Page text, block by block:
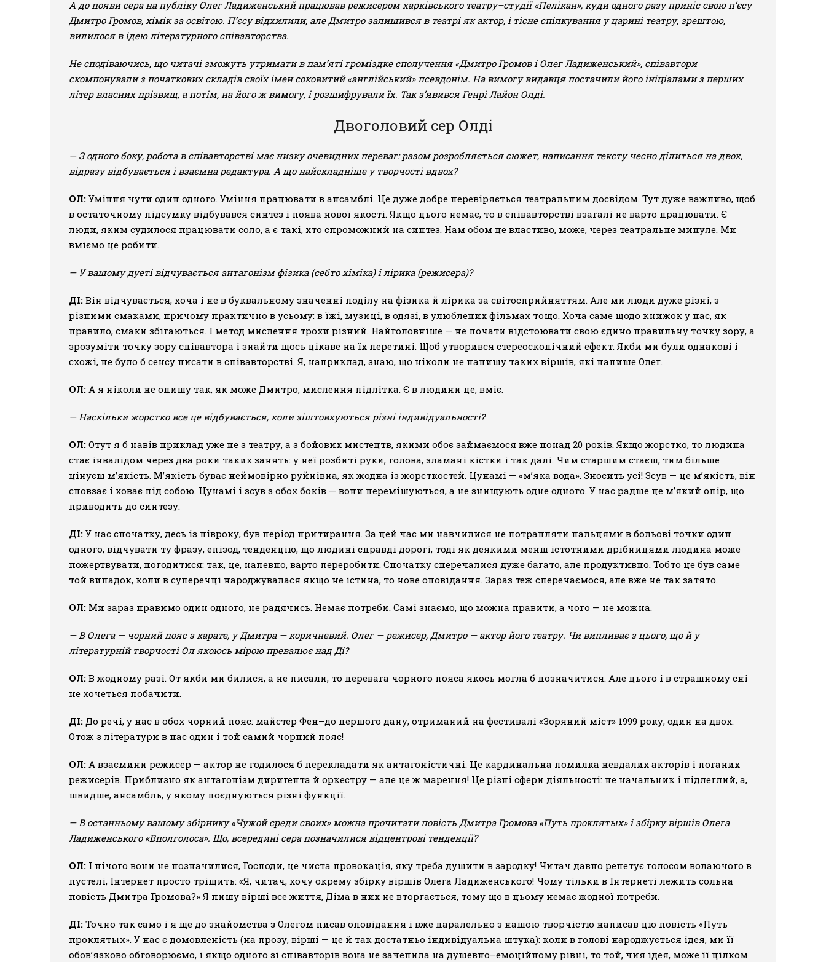
А до появи сера на публіку Олег Ладиженський працював режисером харківського театру–студії «Пелікан», куди одного разу приніс свою п’єсу
Дмитро Громов, хімік за освітою. П’єсу відхилили, але Дмитро залишився в театрі як актор, і тісне спілкування у царині театру, зрештою,
вилилося в ідею літературного співавторства.
Не сподіваючись, що читачі зможуть утримати в пам’яті громіздке сполучення «Дмитро Громов і Олег Ладиженський», співавтори
скомпонували з початкових складів своїх імен соковитий «англійський» псевдонім. На вимогу видавця постачили його ініціалами з перших
літер власних прізвищ, а потім, на його ж вимогу, і розшифрували їх. Так з’явився Генрі Лайон Олді.
Двоголовий сер Олді
— З одного боку, робота в співавторстві має низку очевидних переваг: разом розробляється сюжет, написання тексту чесно ділиться на двох,
відразу відбувається і взаємна редактура. А що найскладніше у творчості вдвох?
ОЛ: Уміння чути один одного. Уміння працювати в ансамблі. Це дуже добре перевіряється театральним досвідом. Тут дуже важливо, щоб
в остаточному підсумку відбувався синтез і поява нової якості. Якщо цього немає, то в співавторстві взагалі не варто працювати. Є
люди, яким судилося працювати соло, а є такі, хто спроможний на синтез. Нам обом це властиво, може, через театральне минуле. Ми
вміємо це робити.
— У вашому дуеті відчувається антагонізм фізика (себто хіміка) і лірика (режисера)?
ДІ: Він відчувається, хоча і не в буквальному значенні поділу на фізика й лірика за світосприйняттям. Але ми люди дуже різні, з
різними смаками, причому практично в усьому: в їжі, музиці, в одязі, в улюблених фільмах тощо. Хоча саме щодо книжок у нас, як
правило, смаки збігаються. І метод мислення трохи різний. Найголовніше — не почати відстоювати свою єдино правильну точку зору, а
зрозуміти точку зору співавтора і знайти щось цікаве на їх перетині. Щоб утворився стереоскопічний ефект. Якби ми були однакові і
схожі, не було б сенсу писати в співавторстві. Я, наприклад, знаю, що ніколи не напишу таких віршів, які напише Олег.
ОЛ: А я ніколи не опишу так, як може Дмитро, мислення підлітка. Є в людини це, вміє.
— Наскільки жорстко все це відбувається, коли зіштовхуються різні індивідуальності?
ОЛ: Отут я б навів приклад уже не з театру, а з бойових мистецтв, якими обоє займаємося вже понад 20 років. Якщо жорстко, то людина
стає інвалідом через два роки таких занять: у неї розбиті руки, голова, зламані кістки і так далі. Чим старшим стаєш, тим більше
цінуєш м’якість. М’якість буває неймовірно руйнівна, як жодна із жорсткостей. Цунамі — «м’яка вода». Зносить усі! Зсув — це м’якість, він
сповзає і ховає під собою. Цунамі і зсув з обох боків — вони перемішуються, а не знищують одне одного. У нас радше це м’який опір, що
приводить до синтезу.
ДІ: У нас спочатку, десь із півроку, був період притирання. За цей час ми навчилися не потрапляти пальцями в больові точки один
одного, відчувати ту фразу, епізод, тенденцію, що людині справді дорогі, тоді як деякими менш істотними дрібницями людина може
пожертвувати, погодитися: так, це, напевно, варто переробити. Спочатку сперечалися дуже багато, але продуктивно. Тобто це був саме
той випадок, коли в суперечці народжувалася якщо не істина, то нове оповідання. Зараз теж сперечаємося, але вже не так затято.
ОЛ: Ми зараз правимо один одного, не радячись. Немає потреби. Самі знаємо, що можна правити, а чого — не можна.
— В Олега — чорний пояс з карате, у Дмитра — коричневий. Олег — режисер, Дмитро — актор його театру. Чи випливає з цього, що й у
літературній творчості Ол якоюсь мірою превалює над Ді?
ОЛ: В жодному разі. От якби ми билися, а не писали, то перевага чорного пояса якось могла б позначитися. Але цього і в страшному сні
не хочеться побачити.
ДІ: До речі, у нас в обох чорний пояс: майстер Фен–до першого дану, отриманий на фестивалі «Зоряний міст» 1999 року, один на двох.
Отож з літератури в нас один і той самий чорний пояс!
ОЛ: А взаємини режисер — актор не годилося б перекладати як антагоністичні. Це кардинальна помилка невдалих акторів і поганих
режисерів. Приблизно як антагонізм диригента й оркестру — але це ж марення! Це різні сфери діяльності: не начальник і підлеглий, а,
швидше, ансамбль, у якому поєднуються різні функції.
— В останньому вашому збірнику «Чужой среди своих» можна прочитати повість Дмитра Громова «Путь проклятых» і збірку віршів Олега
Ладиженського «Вполголоса». Що, всередині сера позначилися відцентрові тенденції?
ОЛ: І нічого вони не позначилися, Господи, це чиста провокація, яку треба душити в зародку! Читач давно репетує голосом волаючого в
пустелі, Інтернет просто тріщить: «Я, читач, хочу окрему збірку віршів Олега Ладиженського! Чому тільки в Інтернеті лежить сольна
повість Дмитра Громова?» Я пишу вірші все життя, Діма в них не вторгається, тому що в цьому немає жодної потреби.
ДІ: Точно так само і я ще до знайомства з Олегом писав оповідання і вже паралельно з нашою творчістю написав цю повість «Путь
проклятых». У нас є домовленість (на прозу, вірші — це й так достатньо індивідуальна штука): коли в голові народжується ідея, ми її
обов’язково обговорюємо, і якщо одного зі співавторів вона не зачепила на душевно–емоційному рівні, то той, чия ідея, може її цілком